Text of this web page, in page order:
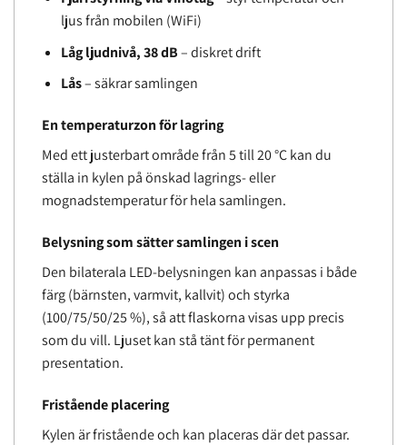
ljus från mobilen (WiFi)
Låg ljudnivå, 38 dB– diskret drift
Lås– säkrar samlingen
En temperaturzon för lagring
Med ett justerbart område från 5 till 20 °C kan du
ställa in kylen på önskad lagrings- eller
mognadstemperatur för hela samlingen.
Belysning som sätter samlingen i scen
Den bilaterala LED-belysningen kan anpassas i både
färg (bärnsten, varmvit, kallvit) och styrka
(100/75/50/25 %), så att flaskorna visas upp precis
som du vill. Ljuset kan stå tänt för permanent
presentation.
Fristående placering
Kylen är fristående och kan placeras där det passar.